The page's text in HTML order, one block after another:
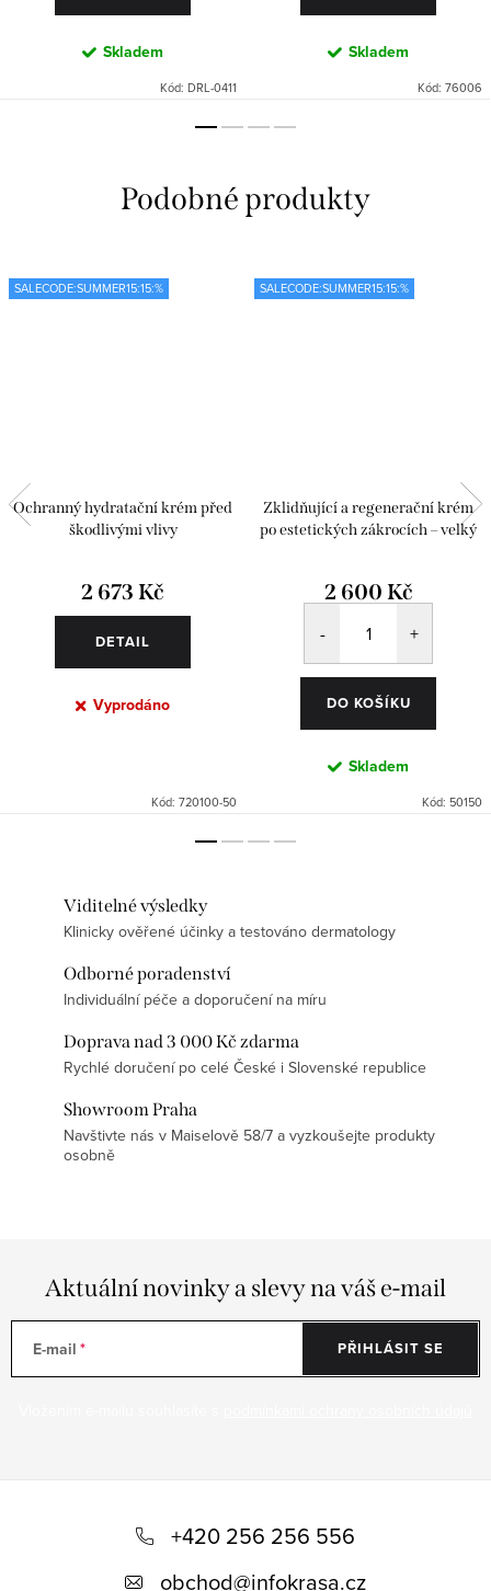
Skladem
Kód: DRL-0411
Skladem
Kód: 76006
SALECODE:SUMMER15:15:%
Ochranný hydratační krém před
škodlivými vlivy
2 673 Kč
DETAIL
Vyprodáno
Kód: 720100-50
SALECODE:SUMMER15:15:%
Zklidňující a regenerační krém
po estetických zákrocích – velký
2 600 Kč
DO KOŠÍKU
Skladem
Kód: 50150
Viditelné výsledky
Klinicky ověřené účinky a testováno dermatology
Odborné poradenství
Individuální péče a doporučení na míru
Doprava nad 3 000 Kč zdarma
Rychlé doručení po celé České i Slovenské republice
Showroom Praha
Navštivte nás v Maiselově 58/7 a vyzkoušejte produkty
osobně
Aktuální novinky a slevy na váš e-mail
E-mail PŘIHLÁSIT SE
+420 256 256 556
obchod@infokrasa.cz